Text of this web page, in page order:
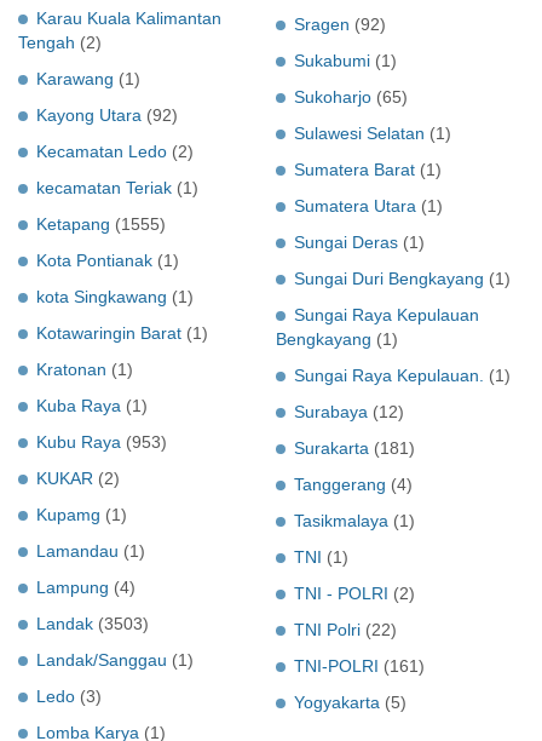
Karau Kuala Kalimantan
Tengah (2)
Karawang (1)
Kayong Utara (92)
Kecamatan Ledo (2)
kecamatan Teriak (1)
Ketapang (1555)
Kota Pontianak (1)
kota Singkawang (1)
Kotawaringin Barat (1)
Kratonan (1)
Kuba Raya (1)
Kubu Raya (953)
KUKAR (2)
Kupamg (1)
Lamandau (1)
Lampung (4)
Landak (3503)
Landak/Sanggau (1)
Ledo (3)
Lomba Karya (1)
Sragen (92)
Sukabumi (1)
Sukoharjo (65)
Sulawesi Selatan (1)
Sumatera Barat (1)
Sumatera Utara (1)
Sungai Deras (1)
Sungai Duri Bengkayang (1)
Sungai Raya Kepulauan
Bengkayang (1)
Sungai Raya Kepulauan.
(1)
Surabaya (12)
Surakarta (181)
Tanggerang (4)
Tasikmalaya (1)
TNI (1)
TNI - POLRI (2)
TNI Polri (22)
TNI-POLRI (161)
Yogyakarta (5)